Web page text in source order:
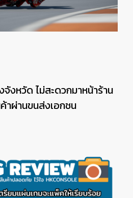
งหวัด ไม่สะดวกมาหน้าร้าน
าผ่านขนส่งเอกชน